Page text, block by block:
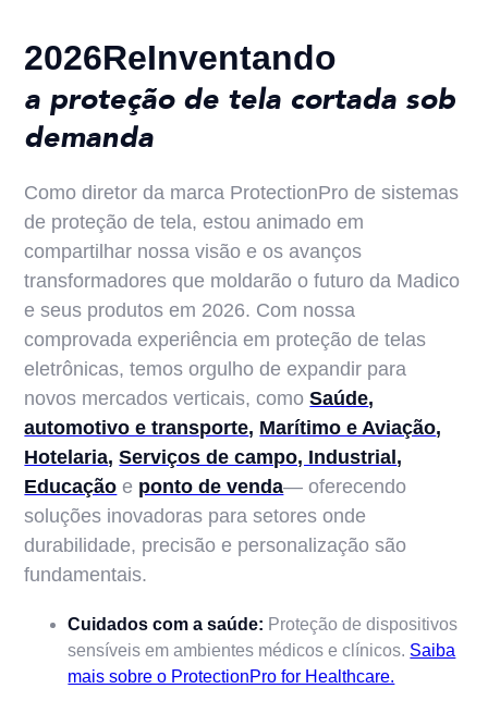
2026ReInventando
a proteção de tela cortada sob
demanda
Como diretor da marca ProtectionPro de sistemas
de proteção de tela, estou animado em
compartilhar nossa visão e os avanços
transformadores que moldarão o futuro da Madico
e seus produtos em 2026. Com nossa
comprovada experiência em proteção de telas
eletrônicas, temos orgulho de expandir para
novos mercados verticais, comoSaúde,
automotivo e transporte, Marítimo e Aviação,
Hotelaria,Serviços de campo, Industrial,
Educação e ponto de venda— oferecendo
soluções inovadoras para setores onde
durabilidade, precisão e personalização são
fundamentais.
Cuidados com a saúde: Proteção de dispositivos
sensíveis em ambientes médicos e clínicos. Saiba
mais sobre o ProtectionPro for Healthcare.